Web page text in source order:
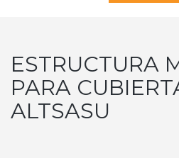
ESTRUCTURA
PARA
ALTSASU